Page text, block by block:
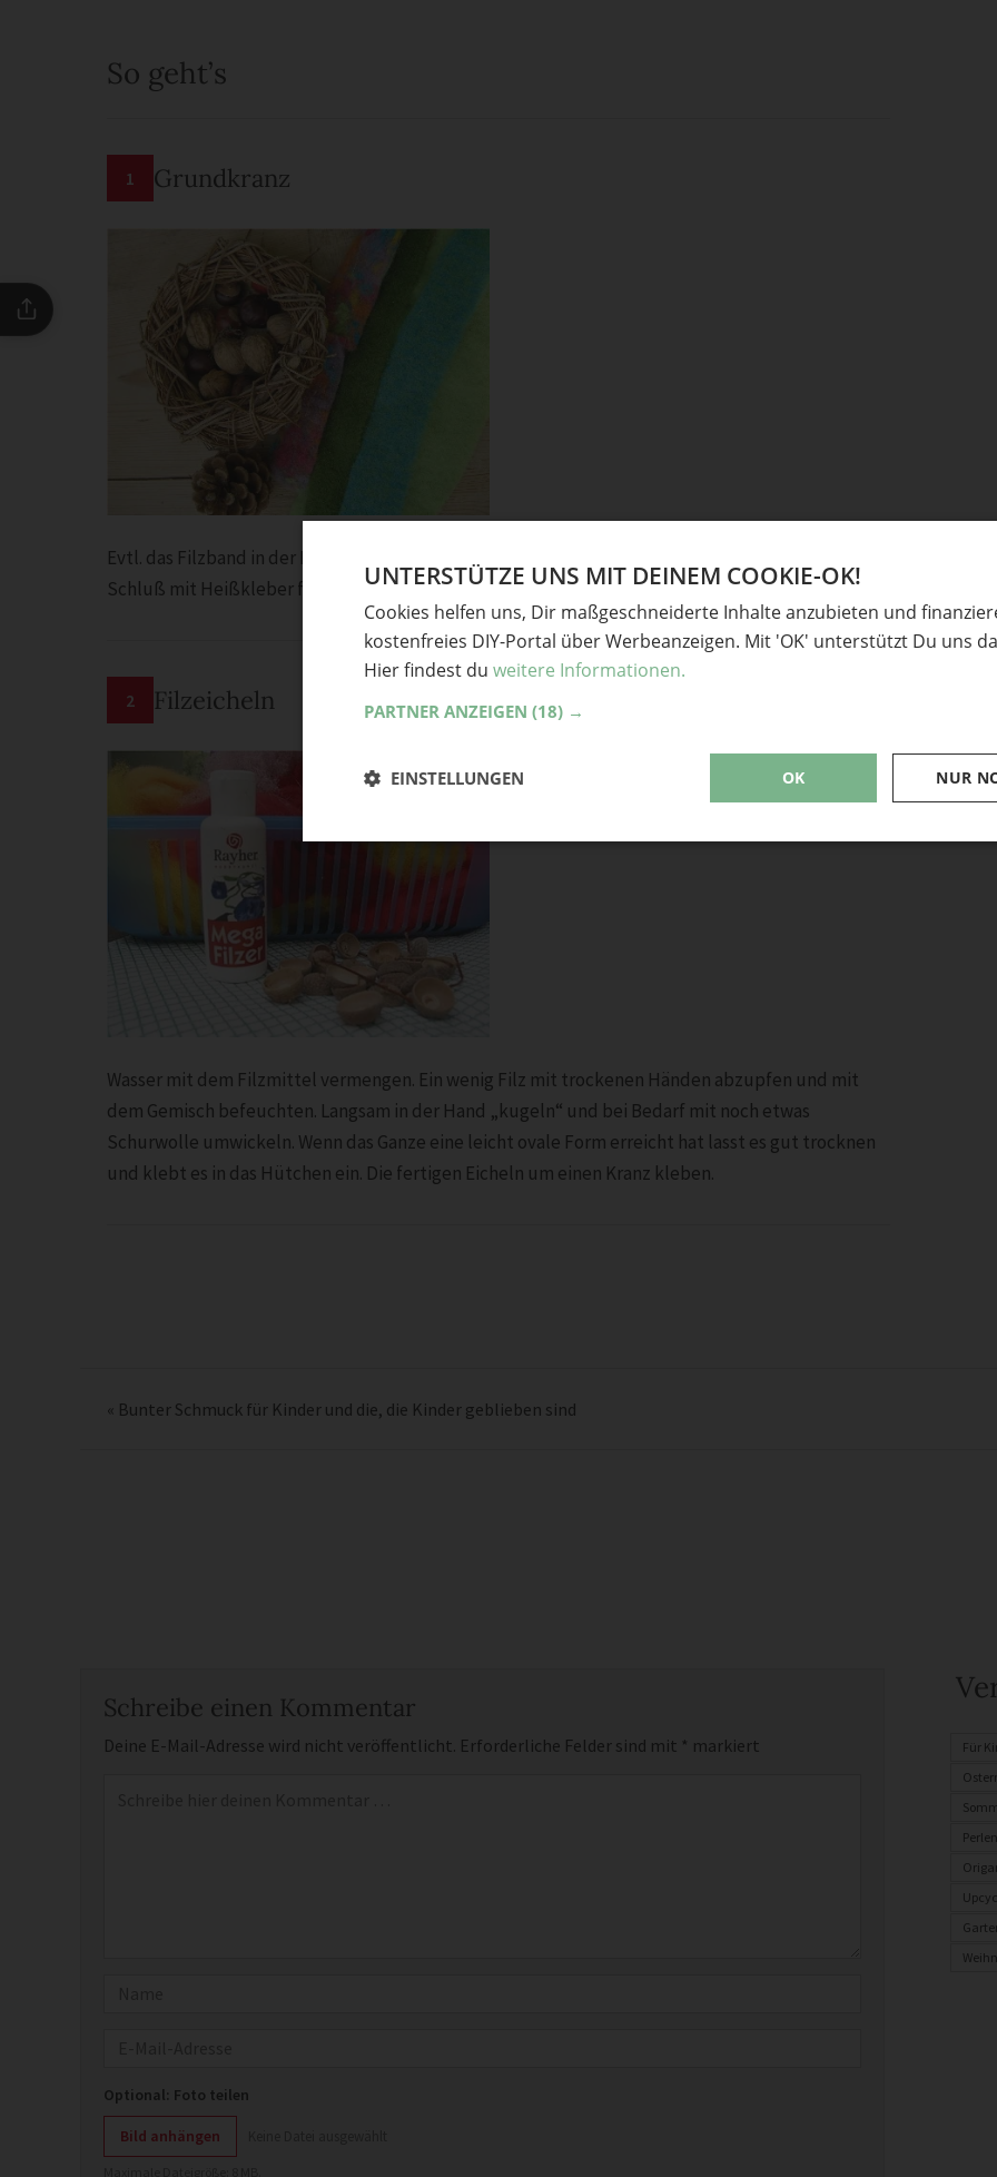
So geht’s
1 Grundkranz
Evtl. das Filzband in der Mitte durchschneiden und dann um einen Kranzrohling wickeln. Am
Schluß mit Heißkleber festkleben.
2 Filzeicheln
Wasser mit dem Filzmittel vermengen. Ein wenig Filz mit trockenen Händen abzupfen und mit
dem Gemisch befeuchten. Langsam in der Hand „kugeln“ und bei Bedarf mit noch etwas
Schurwolle umwickeln. Wenn das Ganze eine leicht ovale Form erreicht hat lasst es gut trocknen
und klebt es in das Hütchen ein. Die fertigen Eicheln um einen Kranz kleben.
« Bunter Schmuck für Kinder und die, die Kinder geblieben sind
Schreibe einen Kommentar
Deine E-Mail-Adresse wird nicht veröffentlicht. Erforderliche Felder sind mit * markiert
Optional: Foto teilen
Bild anhängen
Für
Perlen
UNTERSTÜTZE UNS MIT DEINEM COOKIE-OK!
Cookies helfen uns, Dir maßgeschneiderte Inhalte anzubieten und
kostenfreies DIY-Portal über Werbeanzeigen. Mit 'OK' unterstützt Du uns
Hier findest du weitere Informationen.
PARTNER ANZEIGEN (18) →
OK NUR
EINSTELLUNGEN